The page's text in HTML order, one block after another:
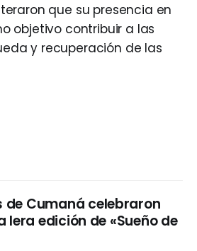
que su presencia en
objetivo contribuir a las
y recuperación de las
de Cumaná celebraron
lera edición de «Sueño de